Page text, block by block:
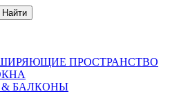
Найти
ПРОСТРАНСТВО
& БАЛКОНЫ